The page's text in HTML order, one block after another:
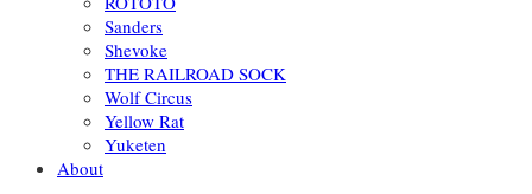
Sanders
Shevoke
THE RAILROAD SOCK
Wolf Circus
Yellow Rat
Yuketen
About